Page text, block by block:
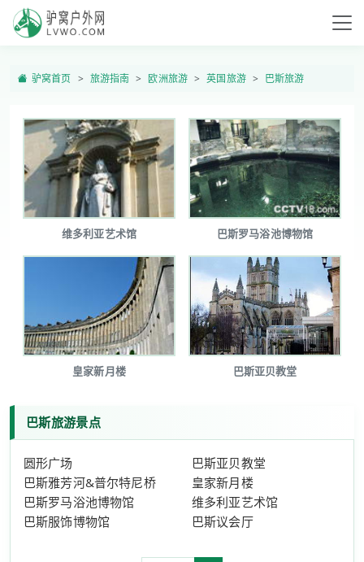
驴窝首页 旅游指南 欧洲旅游 英国旅游 巴斯旅游
维多利亚艺术馆 巴斯罗马浴池博物馆
皇家新月楼 巴斯亚贝教堂
巴斯旅游景点
圆形广场
巴斯亚贝教堂
巴斯雅芳河&普尔特尼桥
皇家新月楼
巴斯罗马浴池博物馆
维多利亚艺术馆
巴斯服饰博物馆
巴斯议会厅